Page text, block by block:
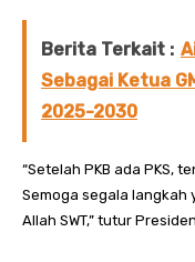
Berita Terkait :
Sebagai Ketua
2025-2030
“Setelah PKB ada PKS,
Semoga segala langkah
Allah SWT,” tutur